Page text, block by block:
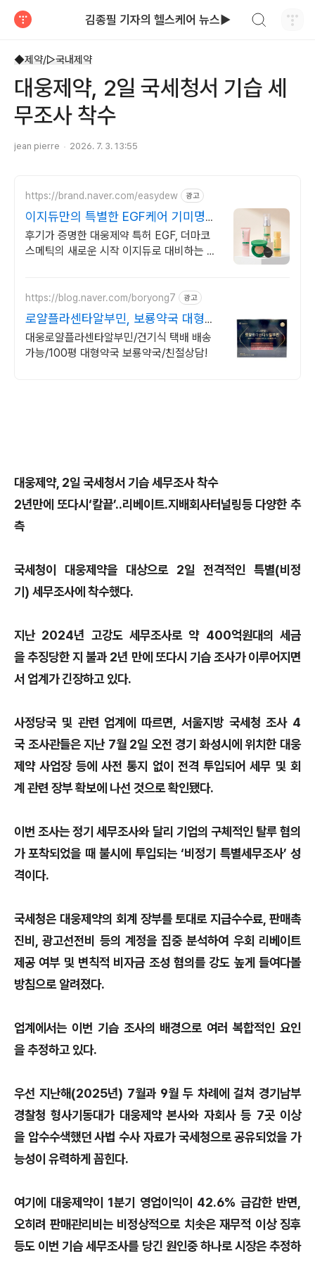
김종필 기자의 헬스케어 뉴스▶
◆제약/▷국내제약
대웅제약, 2일 국세청서 기습 세
무조사 착수
jean pierre 2026. 7. 3. 13:55
https://brand.naver.com/easydew 광고
이지듀만의 특별한 EGF케어 기미명가
이지듀 최대 혜택
후기가 증명한 대웅제약 특허 EGF, 더마코
스메틱의 새로운 시작 이지듀로 대비하는 여
https://blog.naver.com/boryong7 광고
로얄플라센타알부민, 보룡약국 대형약
국/태릉입구,육사 근처
대웅로얄플라센타알부민/건기식 택배 배송
가능/100평 대형약국 보룡약국/친절상담!
대웅제약, 2일 국세청서 기습 세무조사 착수
2년만에 또다시‘칼끝’..리베이트.지배회사터널링등 다양한 추
측
국세청이 대웅제약을 대상으로 2일 전격적인 특별(비정
기) 세무조사에 착수했다.
지난 2024년 고강도 세무조사로 약 400억원대의 세금
을 추징당한 지 불과 2년 만에 또다시 기습 조사가 이루어지면
서 업계가 긴장하고 있다.
사정당국 및 관련 업계에 따르면, 서울지방 국세청 조사 4
국 조사관들은 지난 7월 2일 오전 경기 화성시에 위치한 대웅
제약 사업장 등에 사전 통지 없이 전격 투입되어 세무 및 회
계 관련 장부 확보에 나선 것으로 확인됐다.
이번 조사는 정기 세무조사와 달리 기업의 구체적인 탈루 혐의
가 포착되었을 때 불시에 투입되는 ‘비정기 특별세무조사’ 성
격이다.
국세청은 대웅제약의 회계 장부를 토대로 지급수수료, 판매촉
진비, 광고선전비 등의 계정을 집중 분석하여 우회 리베이트
제공 여부 및 변칙적 비자금 조성 혐의를 강도 높게 들여다볼
방침으로 알려졌다.
업계에서는 이번 기습 조사의 배경으로 여러 복합적인 요인
을 추정하고 있다.
우선 지난해(2025년) 7월과 9월 두 차례에 걸쳐 경기남부
경찰청 형사기동대가 대웅제약 본사와 자회사 등 7곳 이상
을 압수수색했던 사법 수사 자료가 국세청으로 공유되었을 가
능성이 유력하게 꼽힌다.
여기에 대웅제약이 1분기 영업이익이 42.6% 급감한 반면,
오히려 판매관리비는 비정상적으로 치솟은 재무적 이상 징후
등도 이번 기습 세무조사를 당긴 원인중 하나로 시장은 추정하